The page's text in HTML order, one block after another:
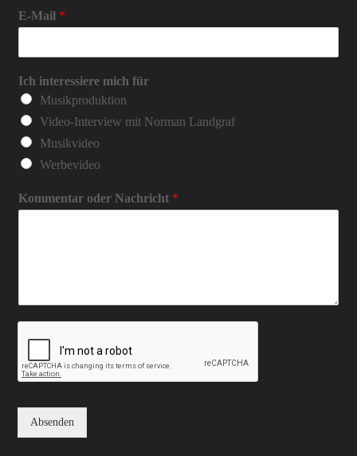
E-Mail *
Ich interessiere mich für
Musikproduktion
Video-Interview mit Norman Landgraf
Musikvideo
Werbevideo
Kommentar oder Nachricht *
Absenden